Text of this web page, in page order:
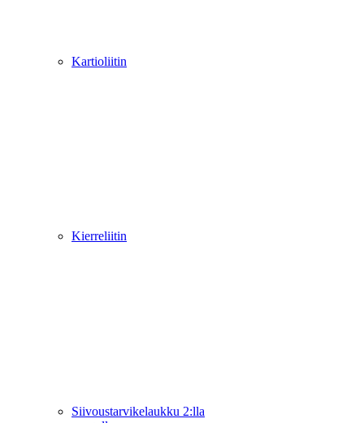
Kartioliitin
Kierreliitin
Siivoustarvikelaukku 2:lla